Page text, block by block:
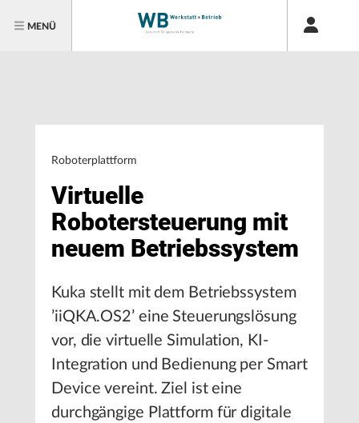
MENÜ
Roboterplattform
Virtuelle
Robotersteuerung mit
neuem Betriebssystem
Kuka stellt mit dem Betriebssystem
’iiQKA.OS2’ eine Steuerungslösung
vor, die virtuelle Simulation, KI-
Integration und Bedienung per Smart
Device vereint. Ziel ist eine
durchgängige Plattform für digitale